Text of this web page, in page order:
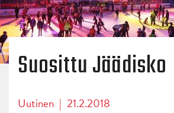
Suosittu Jäädisko
Uutinen | 21.2.2018